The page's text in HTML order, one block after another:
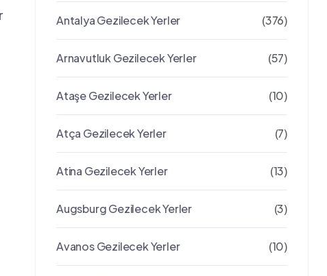
Antalya Gezilecek Yerler (376)
Arnavutluk Gezilecek Yerler (57)
Ataşe Gezilecek Yerler (10)
Atça Gezilecek Yerler (7)
Atina Gezilecek Yerler (13)
Augsburg Gezilecek Yerler (3)
Avanos Gezilecek Yerler (10)